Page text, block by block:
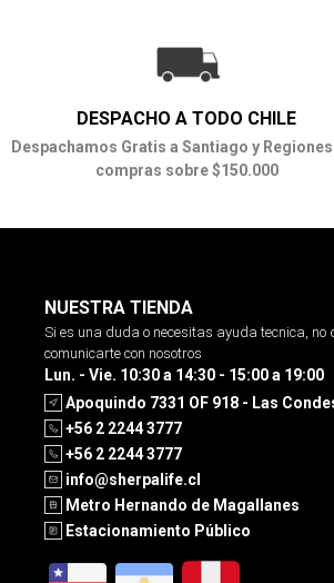
DESPACHO A TODO CHILE
Despachamos Gratis a Santiago y
compras sobre $150.000
NUESTRA TIENDA
Si es una duda o necesitas ayuda tecnica, no
comunicarte con nosotros
Lun. - Vie. 10:30 a 14:30 - 15:00 a 19:00
Apoquindo 7331 OF 918 - Las
+56 2 2244 3777
+56 2 2244 3777
info@sherpalife.cl
Metro Hernando de Magallanes
Estacionamiento Público